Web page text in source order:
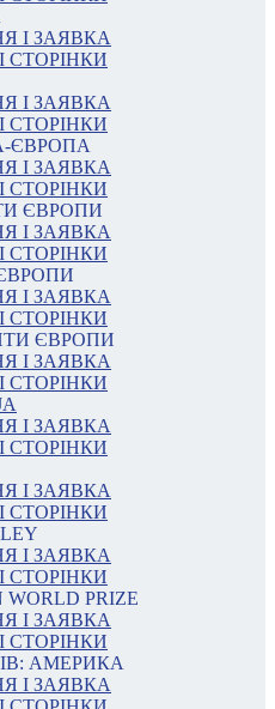
І ЗАЯВКА
СТОРІНКИ
І ЗАЯВКА
СТОРІНКИ
ЄВРОПА
І ЗАЯВКА
СТОРІНКИ
ЄВРОПИ
І ЗАЯВКА
СТОРІНКИ
І ЗАЯВКА
СТОРІНКИ
ЄВРОПИ
І ЗАЯВКА
СТОРІНКИ
І ЗАЯВКА
СТОРІНКИ
І ЗАЯВКА
СТОРІНКИ
І ЗАЯВКА
СТОРІНКИ
WORLD PRIZE
І ЗАЯВКА
СТОРІНКИ
АМЕРИКА
І ЗАЯВКА